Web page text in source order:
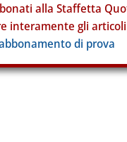
alla Staffetta
interamente gli
di prova